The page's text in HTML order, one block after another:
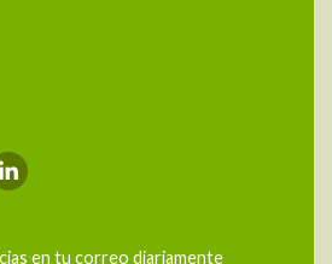
en tu correo diariamente